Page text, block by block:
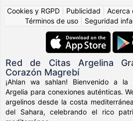
Cookies y RGPD
Publicidad Acerca
Términos de uso
Seguridad
Red de Citas Argelina
Corazón Magrebí
¡Ahlan wa sahlan! Bienvenido a
Argelia para conexiones auténticas.
argelinos desde la costa
del Sahara, celebrando el rico